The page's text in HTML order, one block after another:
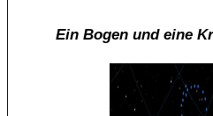
Ein Bogen und eine